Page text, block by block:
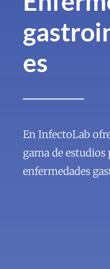
es
En InfectoLab
gama de estudios
enfermedades